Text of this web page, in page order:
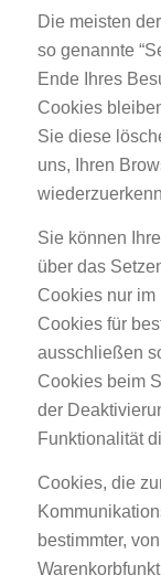
Die meisten
so genannte
Ende Ihres
Cookies
Sie diese
uns, Ihren
Sie können
über das
Cookies nur
Cookies für
ausschließen
Cookies beim
der
Funktionalität
Cookies, die
bestimmter,